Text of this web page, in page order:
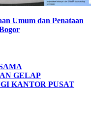
Umum dan Penataan
GELAP
KANTOR PUSAT